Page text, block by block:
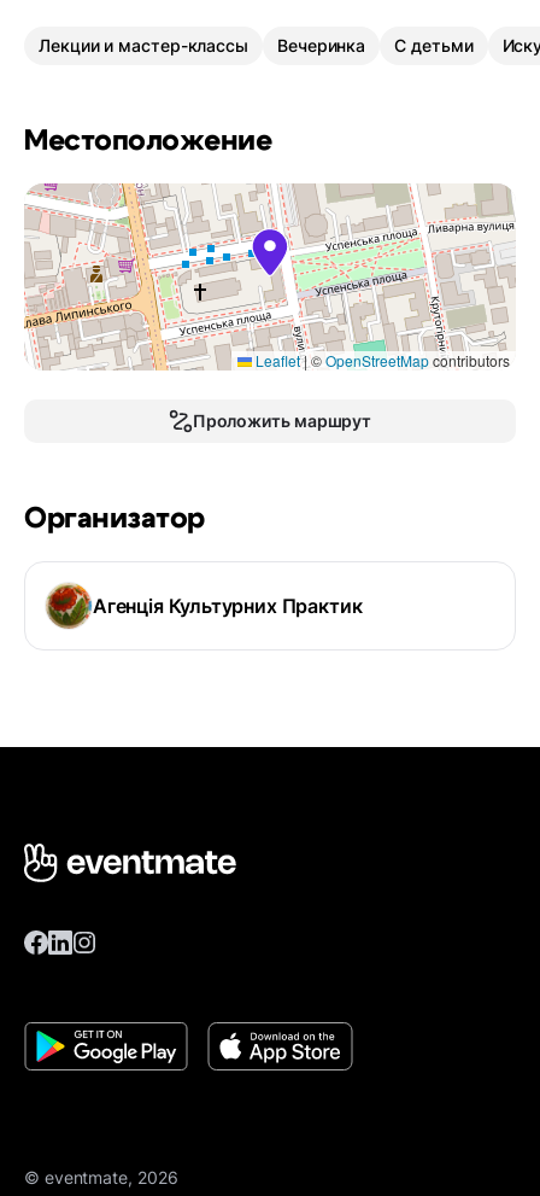
Лекции и мастер-классы Вечеринка С детьми
Местоположение
Leaflet|©OpenStreetMapcontributors
Проложить маршрут
Организатор
Агенція Культурних Практик
© eventmate, 2026